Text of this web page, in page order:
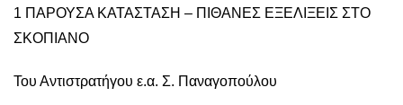
1 ΠΑΡΟΥΣΑ ΚΑΤΑΣΤΑΣΗ – ΠΙΘΑΝΕΣ ΕΞΕΛΙΞΕΙΣ ΣΤΟ
ΣΚΟΠΙΑΝΟ
Του Αντιστρατήγου ε.α. Σ. Παναγοπούλου